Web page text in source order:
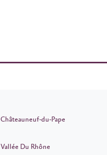
Châteauneuf-du-Pape
Vallée Du Rhône